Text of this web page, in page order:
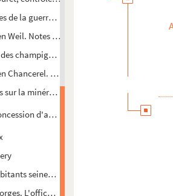
de la guerre 1914-1918
Weil. Notes sur la flore de la forêt de
des champignons récoltés à Fontainebleau
Chancerel. Rôle esthétique des forêts
sur la minéralogie de la France
d'armoiries par Napoléon III à la
seine-et-marnais
L'office de saint Yon martyr, patron de